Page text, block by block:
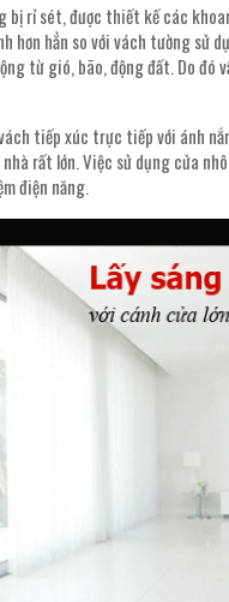
bị rỉ sét, được thiết kế các
hẳn so với vách tường sử
từ gió, bão, động đất. Do đó
tiếp xúc trực tiếp với ánh
rất lớn. Việc sử dụng cửa
điện năng.